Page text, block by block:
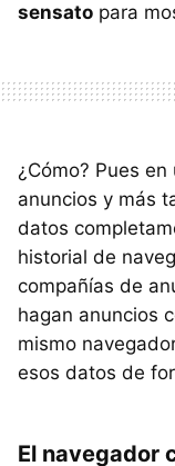
sensato para
¿Cómo? Pues
anuncios y más
datos
historial de
compañías de
hagan anuncios
mismo
esos datos de
El navegador